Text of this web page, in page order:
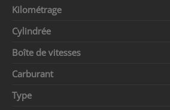
Kilométrage
Cylindrée
Boîte de vitesses
Carburant
Type